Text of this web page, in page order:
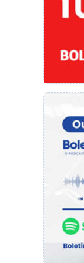
Se o
deve a
chances
com a mira
foi
teve a
cruzado,
Domènec,
Pedro pelo
do jogo.
vantagem
não se
Somou sua